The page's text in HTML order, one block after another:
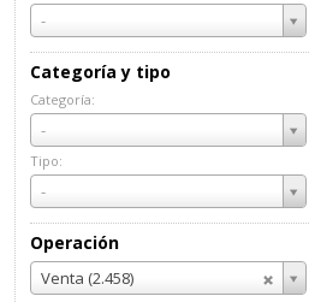
-
Núcleo:
Categoría y tipo
Categoría:
-
Categoría:
Tipo:
-
Tipo:
Operación
Venta (2.458)